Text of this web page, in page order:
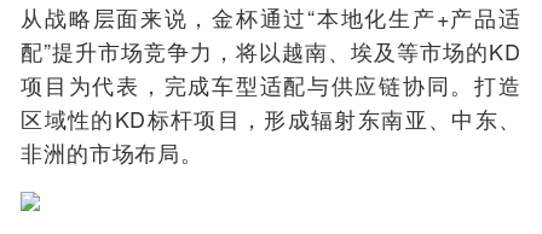
从战略层面来说，金杯通过“本地化生产+产品适
配”提升市场竞争力，将以越南、埃及等市场的KD
项目为代表，完成车型适配与供应链协同。打造
区域性的KD标杆项目，形成辐射东南亚、中东、
非洲的市场布局。